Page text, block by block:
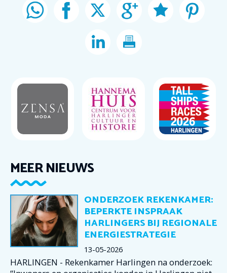
MEER NIEUWS
ONDERZOEK REKENKAMER:
BEPERKTE INSPRAAK
HARLINGERS BIJ REGIONALE
ENERGIESTRATEGIE
13-05-2026
HARLINGEN - Rekenkamer Harlingen na onderzoek: